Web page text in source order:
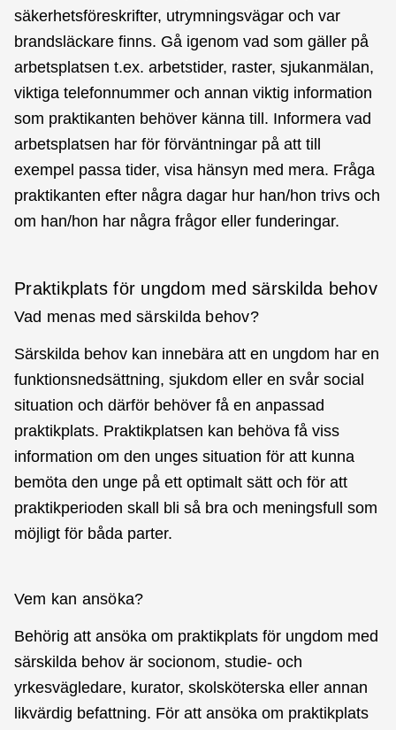
säkerhetsföreskrifter, utrymningsvägar och var
brandsläckare finns. Gå igenom vad som gäller på
arbetsplatsen t.ex. arbetstider, raster, sjukanmälan,
viktiga telefonnummer och annan viktig information
som praktikanten behöver känna till. Informera vad
arbetsplatsen har för förväntningar på att till
exempel passa tider, visa hänsyn med mera. Fråga
praktikanten efter några dagar hur han/hon trivs och
om han/hon har några frågor eller funderingar.
Praktikplats för ungdom med särskilda behov
Vad menas med särskilda behov?
Särskilda behov kan innebära att en ungdom har en
funktionsnedsättning, sjukdom eller en svår social
situation och därför behöver få en anpassad
praktikplats. Praktikplatsen kan behöva få viss
information om den unges situation för att kunna
bemöta den unge på ett optimalt sätt och för att
praktikperioden skall bli så bra och meningsfull som
möjligt för båda parter.
Vem kan ansöka?
Behörig att ansöka om praktikplats för ungdom med
särskilda behov är socionom, studie- och
yrkesvägledare, kurator, skolsköterska eller annan
likvärdig befattning. För att ansöka om praktikplats